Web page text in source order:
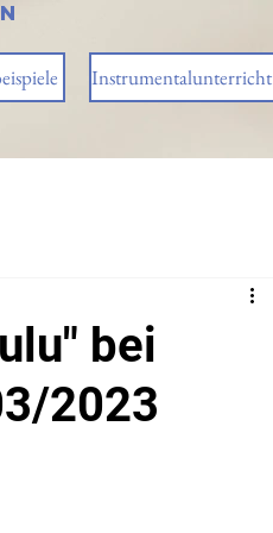
Instrumentalunterricht
bei
2023